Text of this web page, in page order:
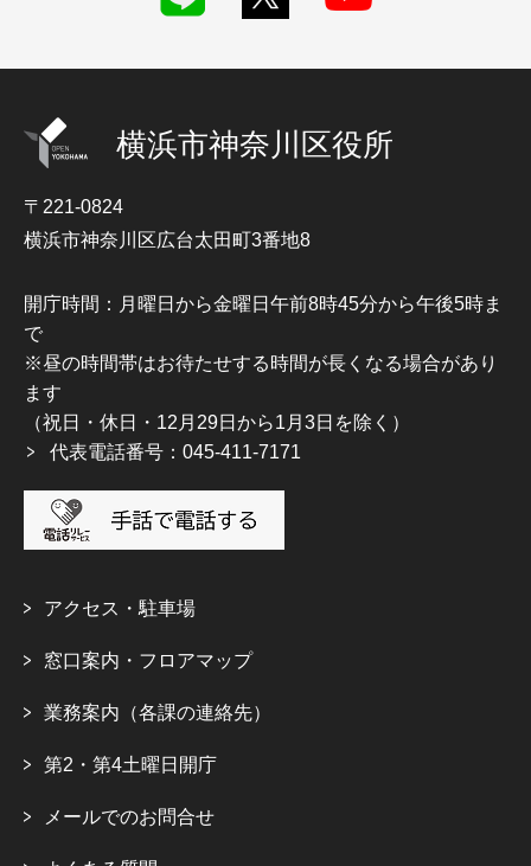
横浜市神奈川区役所
〒221-0824
横浜市神奈川区広台太田町3番地8
開庁時間：月曜日から金曜日午前8時45分から午後5時ま
で
※昼の時間帯はお待たせする時間が長くなる場合があり
ます
（祝日・休日・12月29日から1月3日を除く）
代表電話番号：045-411-7171
アクセス・駐車場
窓口案内・フロアマップ
業務案内（各課の連絡先）
第2・第4土曜日開庁
メールでのお問合せ